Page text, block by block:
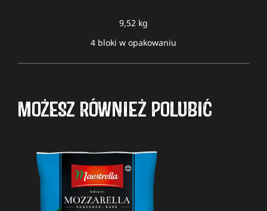
9,52 kg
4 bloki w opakowaniu
MOŻESZ RÓWNIEŻ POLUBIĆ